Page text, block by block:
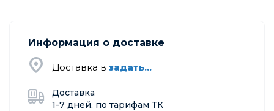
Информация о доставке
Доставка в задать...
Доставка
1-7 дней, по тарифам ТК